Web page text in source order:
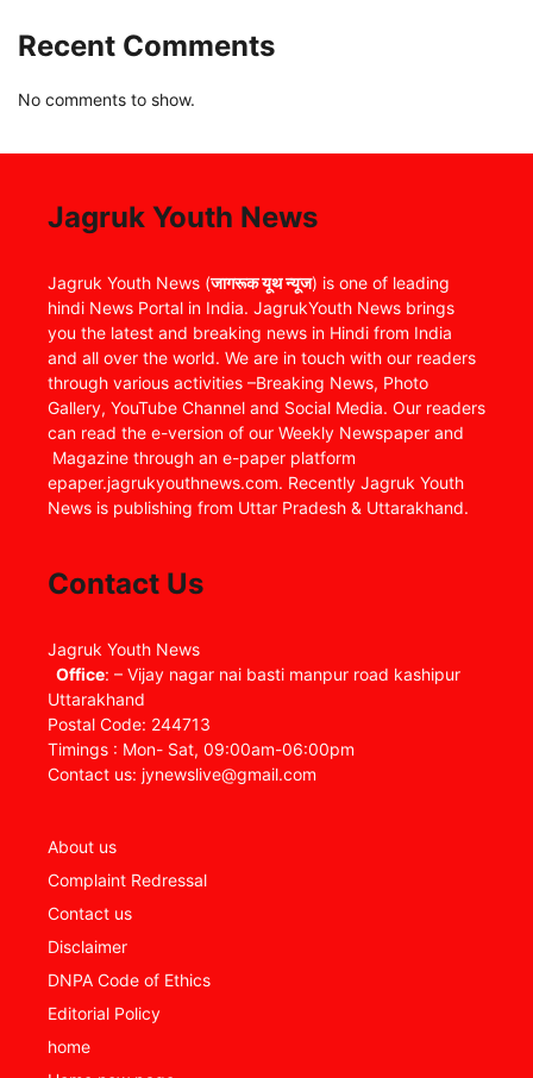
Recent Comments
No comments to show.
Jagruk Youth News
Jagruk Youth News (जागरूक यूथ न्यूज) is one of leading
hindi News Portal in India. JagrukYouth News brings
you the latest and breaking news in Hindi from India
and all over the world. We are in touch with our readers
through various activities –Breaking News, Photo
Gallery, YouTube Channel and Social Media. Our readers
can read the e-version of our Weekly Newspaper and
Magazine through an e-paper platform
epaper.jagrukyouthnews.com. Recently Jagruk Youth
News is publishing from Uttar Pradesh & Uttarakhand.
Contact Us
Jagruk Youth News
Office: – Vijay nagar nai basti manpur road kashipur
Uttarakhand
Postal Code: 244713
Timings : Mon- Sat, 09:00am-06:00pm
Contact us: jynewslive@gmail.com
About us
Complaint Redressal
Contact us
Disclaimer
DNPA Code of Ethics
Editorial Policy
home